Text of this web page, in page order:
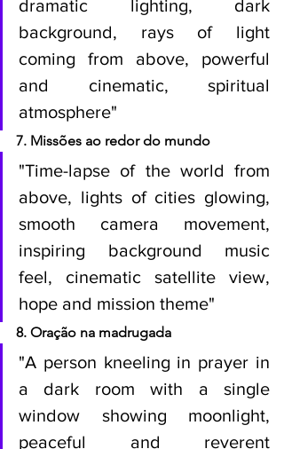
dramatic lighting, dark
background, rays of light
coming from above, powerful
and cinematic, spiritual
atmosphere"
7. Missões ao redor do mundo
"Time-lapse of the world from
above, lights of cities glowing,
smooth camera movement,
inspiring background music
feel, cinematic satellite view,
hope and mission theme"
8. Oração na madrugada
"A person kneeling in prayer in
a dark room with a single
window showing moonlight,
peaceful and reverent